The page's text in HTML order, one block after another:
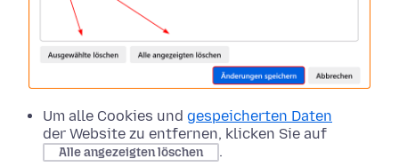
Um alle Cookies und gespeicherten Daten
der Website zu entfernen, klicken Sie auf
Alle angezeigten löschen
.